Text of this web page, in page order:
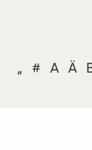
„ # A Ä